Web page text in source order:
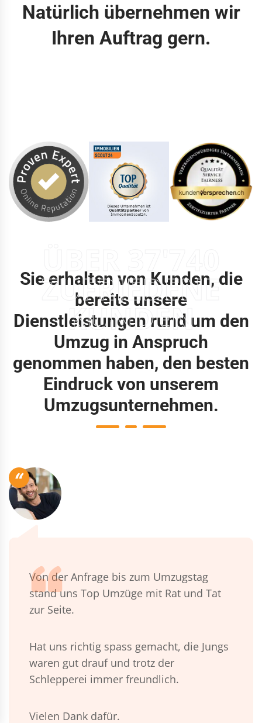
Natürlich übernehmen wir
Ihren Auftrag gern.
ZUFRIEDENE
KUNDEN
Sie erhalten von Kunden, die
bereits unsere
Dienstleistungen rund um den
Umzug in Anspruch
genommen haben, den besten
Eindruck von unserem
Umzugsunternehmen.
“
Von der Anfrage bis zum Umzugstag
stand uns Top Umzüge mit Rat und Tat
zur Seite.
Hat uns richtig spass gemacht, die Jungs
waren gut drauf und trotz der
Schlepperei immer freundlich.
Vielen Dank dafür.